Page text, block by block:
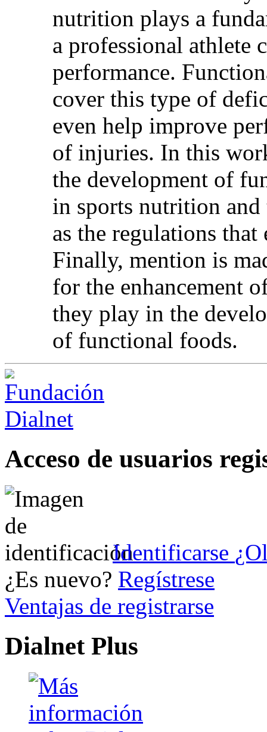
nutrition plays a
a professional athlete
performance.
cover this type of
even help improve
of injuries. In this
the development of
in sports nutrition
as the regulations
Finally, mention is
for the enhancement
they play in the
of functional foods.
Acceso de usuarios
Identificarse
¿Es nuevo? Regístrese
Ventajas de registrarse
Dialnet Plus